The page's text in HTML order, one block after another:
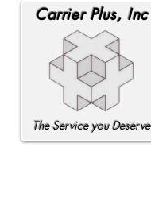
Carrier Plus, Inc
The Service you Deserve